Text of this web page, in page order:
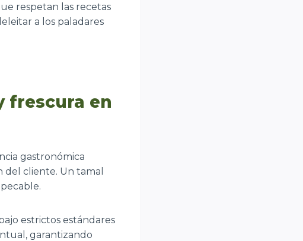
respetan las recetas
a los paladares
frescura en
gastronómica
del cliente. Un tamal
estrictos estándares
garantizando